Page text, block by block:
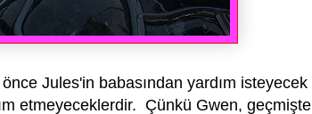
Jules'in babasından yardım isteyecek
etmeyeceklerdir. Çünkü Gwen, geçmişte